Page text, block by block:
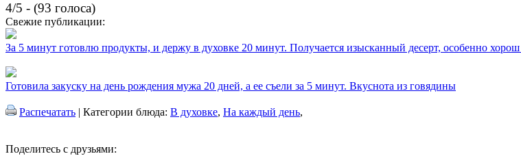
4/5 - (93 голоса)
Свежие публикации:
За 5 минут готовлю продукты, и держу в духовке 20 минут. Получается изысканный десерт, особенно
Готовила закуску на день рождения мужа 20 дней, а ее съели за 5 минут. Вкуснота из говядины
Распечатать | Категории блюда: В духовке, На каждый день,
Поделитесь с друзьями: